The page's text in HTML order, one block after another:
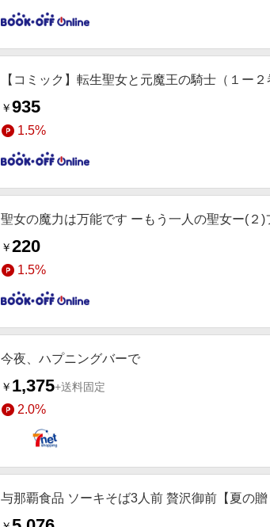
【コミック】転生聖女と元魔王の騎士（１ー２
￥935
1.5%
聖女の魔力は万能です ーもう一人の聖女ー(２)
￥220
1.5%
今夜、ハプニングバーで
￥ 1,375+送料固定
2.0%
与那覇食品 ソーキそば3人前 贅沢御前【夏の